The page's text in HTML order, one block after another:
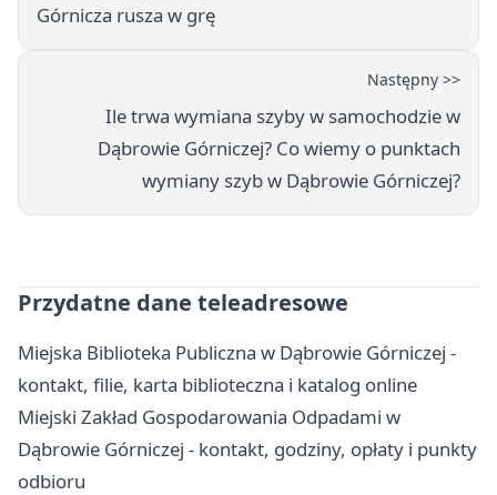
Górnicza rusza w grę
Następny >>
Ile trwa wymiana szyby w samochodzie w
Dąbrowie Górniczej? Co wiemy o punktach
wymiany szyb w Dąbrowie Górniczej?
Przydatne dane teleadresowe
Miejska Biblioteka Publiczna w Dąbrowie Górniczej -
kontakt, filie, karta biblioteczna i katalog online
Miejski Zakład Gospodarowania Odpadami w
Dąbrowie Górniczej - kontakt, godziny, opłaty i punkty
odbioru